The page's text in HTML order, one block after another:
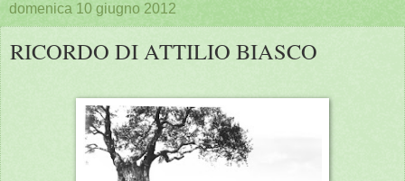
domenica 10 giugno 2012
RICORDO DI ATTILIO BIASCO